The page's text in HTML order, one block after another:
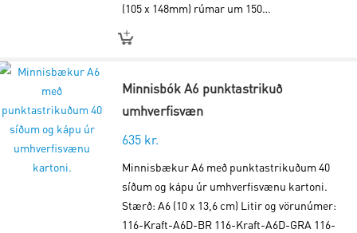
(105 x 148mm) rúmar um 150…
Minnisbók A6 punktastrikuð
umhverfisvæn
635 kr.
Minnisbækur A6 með punktastrikuðum 40
síðum og kápu úr umhverfisvænu kartoni.
Stærð: A6 (10 x 13,6 cm) Litir og vörunúmer:
116-Kraft-A6D-BR 116-Kraft-A6D-GRA 116-